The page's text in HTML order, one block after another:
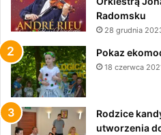
Radomsku
28 grudnia
Pokaz
18 czerwca
Rodzice
utworzenia